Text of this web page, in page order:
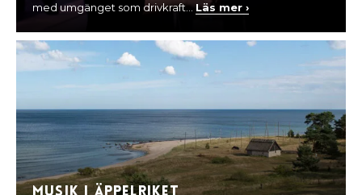
med umgänget som drivkraft...Läs mer ›
Musik i Äppelriket